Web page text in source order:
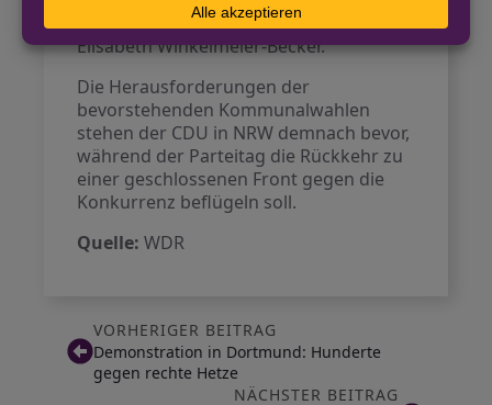
Sabine Verheyen, Daniel Sieveke und
Elisabeth Winkelmeier-Becker.
Die Herausforderungen der
bevorstehenden Kommunalwahlen
stehen der CDU in NRW demnach bevor,
während der Parteitag die Rückkehr zu
einer geschlossenen Front gegen die
Konkurrenz beflügeln soll.
Quelle: WDR
VORHERIGER BEITRAG
Demonstration in Dortmund: Hunderte
gegen rechte Hetze
NÄCHSTER BEITRAG